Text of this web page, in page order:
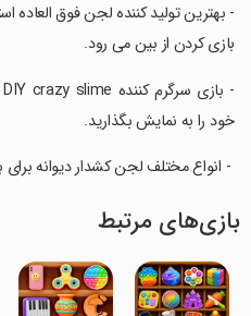
‏- بهترین تولید کننده لجن فوق
بازی کردن از بین می رود.
خود را به نمایش بگذارید.
- انواع مختلف لجن کشدار دیوانه
بازی‌های مرتبط